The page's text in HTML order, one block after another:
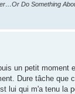
Do Something
un petit
Dure tâche que
lui qui m'a tenu la